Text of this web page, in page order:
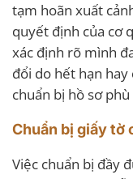
tạm hoãn xuất
quyết định của cơ
xác định rõ mình
đổi do hết hạn hay
chuẩn bị hồ sơ
Chuẩn bị giấy tờ
Việc chuẩn bị đầy